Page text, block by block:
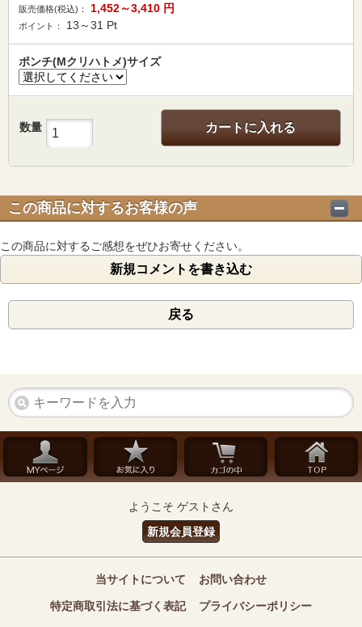
販売価格(税込)： 1,452～3,410 円
ポイント： 13～31 Pt
ポンチ(Mクリハトメ)サイズ
数量 カートに入れる
この商品に対するお客様の声
この商品に対するご感想をぜひお寄せください。
新規コメントを書き込む
戻る
ようこそ ゲストさん
新規会員登録
当サイトについて お問い合わせ
特定商取引法に基づく表記 プライバシーポリシー